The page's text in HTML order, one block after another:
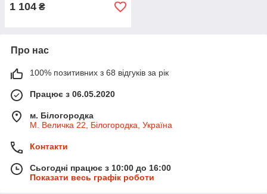
1 104 ₴
Про нас
100% позитивних з 68 відгуків за рік
Працює з 06.05.2020
м. Білогородка
М. Величка 22, Білогородка, Україна
Контакти
Сьогодні працює з 10:00 до 16:00
Показати весь графік роботи